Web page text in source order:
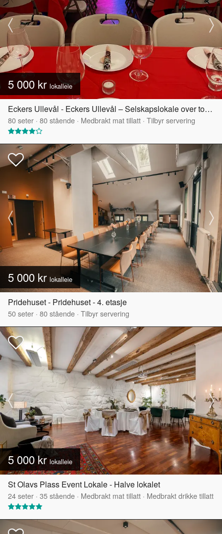
5 000 kr lokalleie
Eckers Ullevål - Eckers Ullevål – Selskapslokale over to etasjer
80seter · 80stående · Medbrakt mat tillatt · Tilbyr servering
5 000 kr lokalleie
Pridehuset - Pridehuset - 4. etasje
50seter · 80stående · Tilbyr servering
5 000 krlokalleie
St Olavs Plass Event Lokale - Halve lokalet
24seter · 35stående · Medbrakt mat tillatt · Medbrakt drikke tillatt